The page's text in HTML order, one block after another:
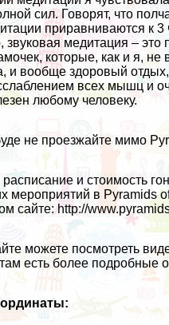
сил. Говорят, что
приравниваются к 3
звуковая медитация – это
которые, как и я, не
и вообще здоровый
всех мышц и
любому человеку.
не проезжайте мимо
и стоимость
мероприятий в Pyramids
сайте:http://
можете посмотреть
есть более подробные